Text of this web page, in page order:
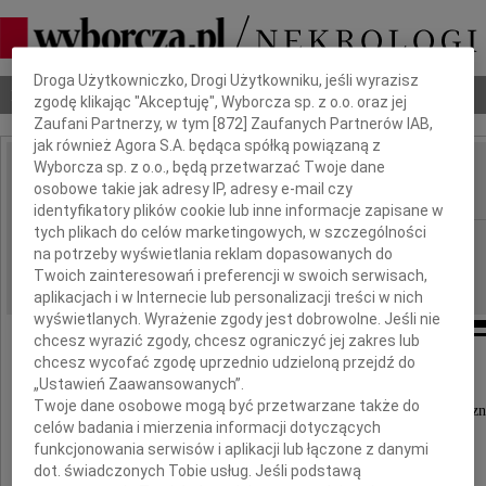
Nekrologi Odeszli Poradnik pogrzebowy
IMIĘ I NAZWISKO: Marian Stachura
REGION: Gdańsk
DATA EMISJI: 01.12.2020
Z głębokim żalem zawiadamiamy,
że w dniu 27 listopada 2020 roku odszedł do
ukochany Mąż, Teść, Dziadek
Dbamy o Twoją prywatność
Droga Użytkowniczko, Drogi Użytkowniku, jeśli wyrazisz
zgodę klikając "Akceptuję", Wyborcza sp. z o.o. oraz jej
Zaufani Partnerzy, w tym [872 ] Zaufanych Partnerów IAB,
jak również Agora S.A. będąca spółką powiązaną z
Wyborcza sp. z o.o., będą przetwarzać Twoje dane
osobowe takie jak adresy IP, adresy e-mail czy
identyfikatory plików cookie lub inne informacje zapisane w
tych plikach do celów marketingowych, w szczególności
na potrzeby wyświetlania reklam dopasowanych do
Twoich zainteresowań i preferencji w swoich serwisach,
aplikacjach i w Internecie lub personalizacji treści w nich
wyświetlanych. Wyrażenie zgody jest dobrowolne. Jeśli nie
chcesz wyrazić zgody, chcesz ograniczyć jej zakres lub
chcesz wycofać zgodę uprzednio udzieloną przejdź do
„Ustawień Zaawansowanych”.
Twoje dane osobowe mogą być przetwarzane także do
celów badania i mierzenia informacji dotyczących
funkcjonowania serwisów i aplikacji lub łączone z danymi
dot. świadczonych Tobie usług. Jeśli podstawą